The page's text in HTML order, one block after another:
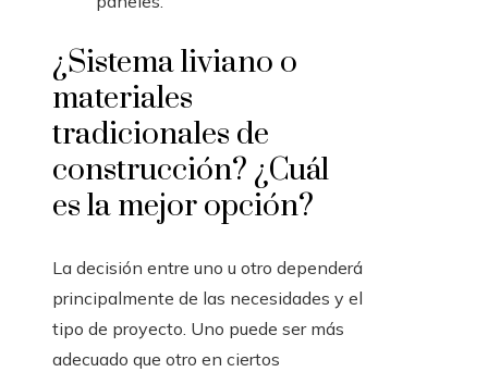
¿Sistema liviano o
materiales
tradicionales de
construcción? ¿Cuál
es la mejor opción?
La decisión entre uno u otro dependerá
principalmente de las necesidades y el
tipo de proyecto. Uno puede ser más
adecuado que otro en ciertos